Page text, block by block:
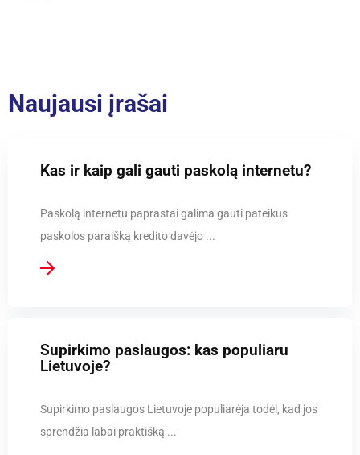
Naujausi įrašai
Kas ir kaip gali gauti paskolą internetu?
Paskolą internetu paprastai galima gauti pateikus
paskolos paraišką kredito davėjo ...
Supirkimo paslaugos: kas populiaru
Lietuvoje?
Supirkimo paslaugos Lietuvoje populiarėja todėl, kad jos
sprendžia labai praktišką ...